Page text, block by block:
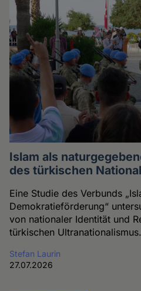
Islam als
des türkischen
Eine Studie des Verbunds
Demokratieförderung“
von nationaler Identität und
türkischen Ultranationalismus.
Stefan Laurin
27.07.2026